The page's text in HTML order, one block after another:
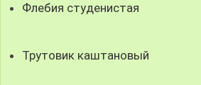
Флебия студенистая
Трутовик каштановый